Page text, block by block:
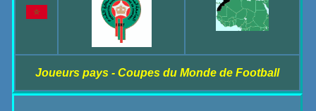
Joueurs pays - Coupes du Monde de Football